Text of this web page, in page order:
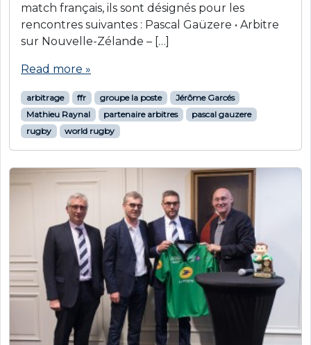
match français, ils sont désignés pour les
rencontres suivantes : Pascal Gaüzere • Arbitre
sur Nouvelle-Zélande – […]
Read more »
arbitrage ffr groupe la poste
Jérôme Garcés
Mathieu Raynal
partenaire arbitres
pascal gauzere
rugby
world rugby